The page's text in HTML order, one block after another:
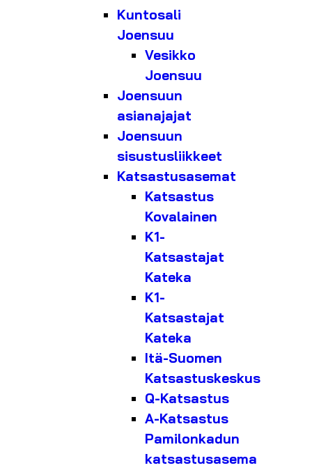
Kuntosali
Joensuu
Vesikko
Joensuu
Joensuun
asianajajat
Joensuun
sisustusliikkeet
Katsastusasemat
Katsastus
Kovalainen
K1-
Katsastajat
Kateka
K1-
Katsastajat
Kateka
Itä-Suomen
Katsastuskeskus
Q-Katsastus
A-Katsastus
Pamilonkadun
katsastusasema